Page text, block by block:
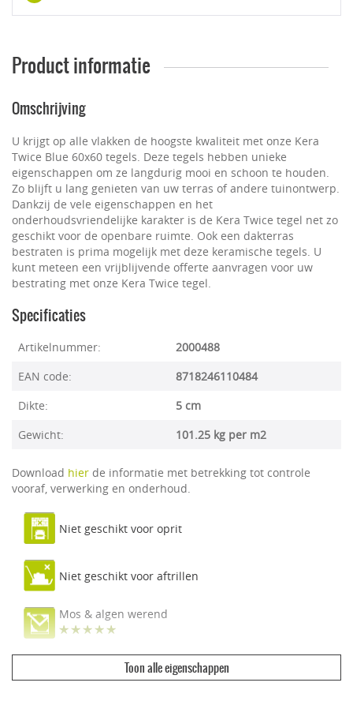
Product informatie
Omschrijving
U krijgt op alle vlakken de hoogste kwaliteit met onze Kera
Twice Blue 60x60 tegels. Deze tegels hebben unieke
eigenschappen om ze langdurig mooi en schoon te houden.
Zo blijft u lang genieten van uw terras of andere tuinontwerp.
Dankzij de vele eigenschappen en het
onderhoudsvriendelijke karakter is de Kera Twice tegel net zo
geschikt voor de openbare ruimte. Ook een dakterras
bestraten is prima mogelijk met deze keramische tegels. U
kunt meteen een vrijblijvende offerte aanvragen voor uw
bestrating met onze Kera Twice tegel.
Specificaties
Artikelnummer:
2000488
EAN code:
8718246110484
Dikte:
5 cm
Gewicht:
101.25 kg per m2
Download hier de informatie met betrekking tot controle
vooraf, verwerking en onderhoud.
Niet geschikt voor oprit
Niet geschikt voor aftrillen
Mos & algen werend
Ecologisch & duurzaam
Toon alle eigenschappen